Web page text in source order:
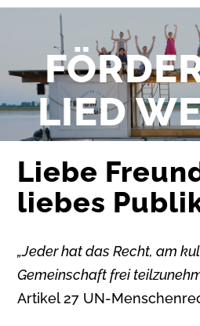
LIED
Liebe
liebes
„Jeder hat das Recht, am
Gemeinschaft frei
Artikel 27 UN-